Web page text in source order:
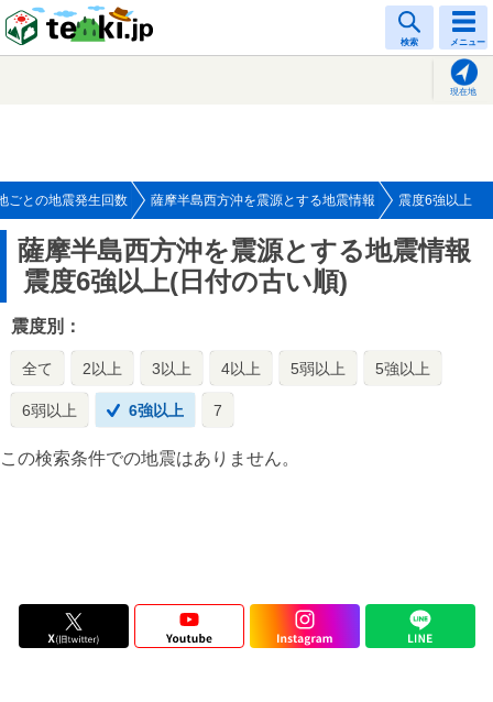
検索 メニュー
現在地
ごとの地震発生回数 薩摩半島西方沖を震源とする地震情報 震度6強以上
薩摩半島西方沖を震源とする地震情報
震度6強以上(日付の古い順)
震度別：
全て 2以上 3以上 4以上 5弱以上 5強以上
6弱以上 6強以上 7
この検索条件での地震はありません。